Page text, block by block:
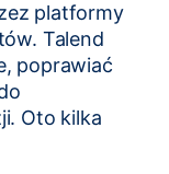
platformy
Talend
poprawiać
Oto kilka